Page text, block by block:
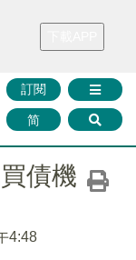
財華證券 媒體矩陣
訂閱
简
債機
4:48